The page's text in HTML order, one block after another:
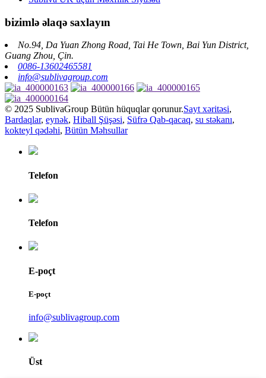
bizimlə əlaqə saxlayın
No.94, Da Yuan Zhong Road, Tai He Town, Bai Yun District,
Guang Zhou, Çin.
0086-13602465581
info@sublivagroup.com
© 2025 SublivaGroup Bütün hüquqlar qorunur.Sayt xəritəsi,
Bardaqlar, eynək, Hiball Şüşəsi, Süfrə Qab-qacaq, su stəkanı,
kokteyl qədəhi, Bütün Məhsullar
Telefon
Telefon
E-poçt
E-poçt
info@sublivagroup.com
Üst